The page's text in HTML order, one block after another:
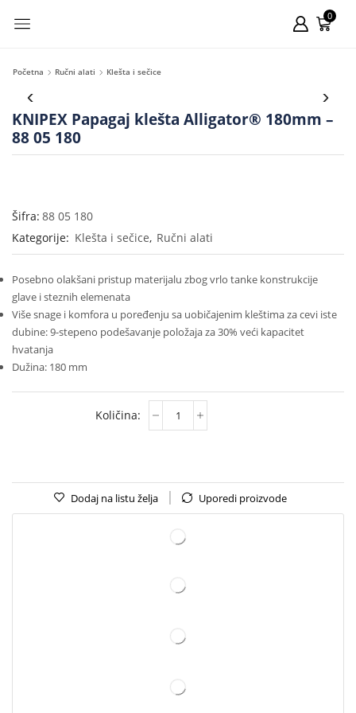
0
Početna Ručni alati Klešta i sečice
KNIPEX Papagaj klešta Alligator® 180mm –
88 05 180
Šifra: 88 05 180
Kategorije: Klešta i sečice, Ručni alati
Posebno olakšani pristup materijalu zbog vrlo tanke konstrukcije
glave i steznih elemenata
Više snage i komfora u poređenju sa uobičajenim kleštima za cevi iste
dubine: 9-stepeno podešavanje položaja za 30% veći kapacitet
hvatanja
Dužina: 180 mm
Dodaj na listu želja Uporedi proizvode